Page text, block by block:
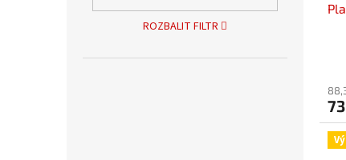
ROZBALIT FILTR